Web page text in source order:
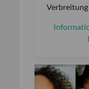
Verbreitung